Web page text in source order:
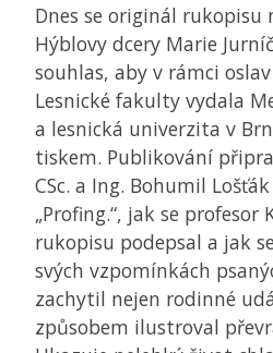
Dnes se originál rukopisu
Hýblovy dcery Marie
souhlas, aby v rámci
Lesnické fakulty vydala
a lesnická univerzita v
tiskem. Publikování
CSc. a Ing. Bohumil
„Profing.“, jak se profesor
rukopisu podepsal a jak
svých vzpomínkách
zachytil nejen rodinné
způsobem ilustroval